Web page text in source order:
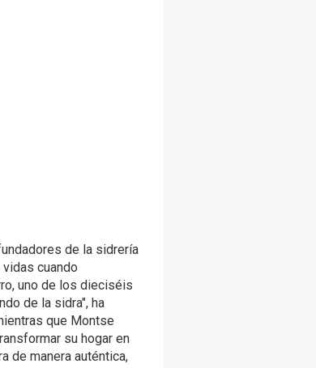
de la sidrería
cuando
uno de los dieciséis
de la sidra", ha
que Montse
su hogar en
de manera auténtica,